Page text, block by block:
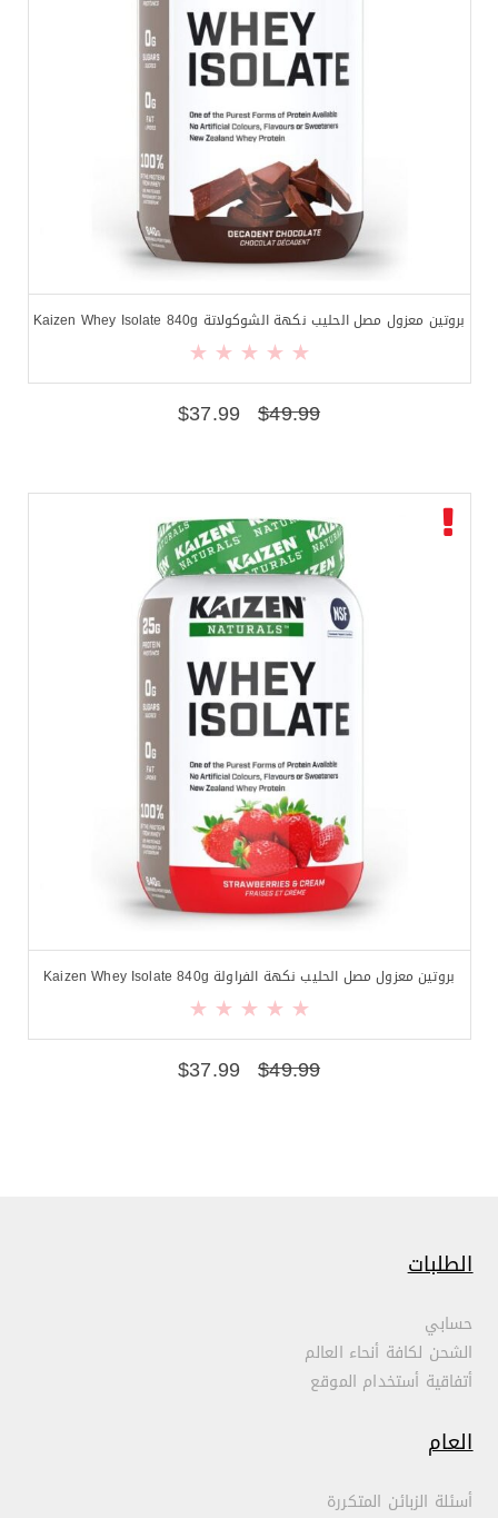
بروتين معزول مصل الحليب نكهة الشوكولاتة Kaizen Whey Isolate 840g
$49.99
$37.99
بروتين معزول مصل الحليب نكهة الفراولة Kaizen Whey Isolate 840g
$49.99
$37.99
الطلبات
حسابي
الشحن لكافة أنحاء العالم
أتفاقية أستخدام الموقع
العام
أسئلة الزبائن المتكررة